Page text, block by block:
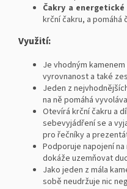
Čakry a
krční čakru, a
Využití:
Je vhodným
vyrovnanost a také
Jeden z
na ně pomáhá
Otevírá krční čakru a
sebevyjádření se a
pro řečníky a
Podporuje napojení
dokáže uzemňovat
Jako jeden z mála
sobě neudržuje nic